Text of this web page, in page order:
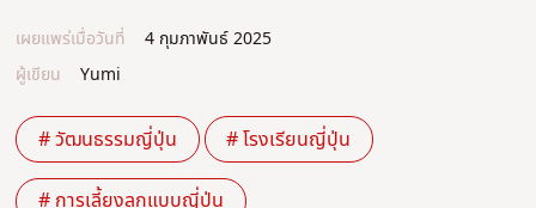
เผยแพร่เมื่อวันที่
4 กุมภาพันธ์ 2025
ผู้เขียน
Yumi
# วัฒนธรรมญี่ปุ่น # โรงเรียนญี่ปุ่น
# การเลี้ยงลูกแบบญี่ปุ่น